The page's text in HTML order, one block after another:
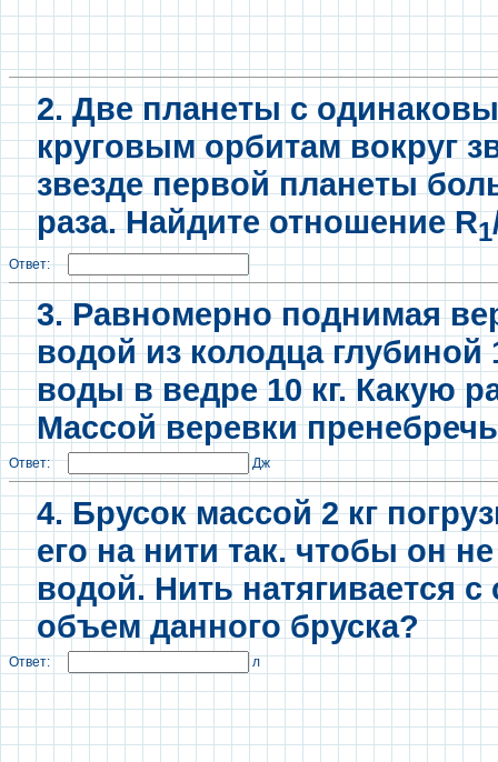
2.Две планеты с
круговым орбитам вокруг
звезде первой планеты
раза. Найдите отношение R1
Ответ:
3. Равномерно поднимая
водой из колодца глубиной
воды в ведре 10 кг. Какую
Массой веревки
Ответ: Дж
4. Брусок массой 2 кг
его на нити так. чтобы он
водой. Нить натягивается
объем данного бруска?
Ответ: л